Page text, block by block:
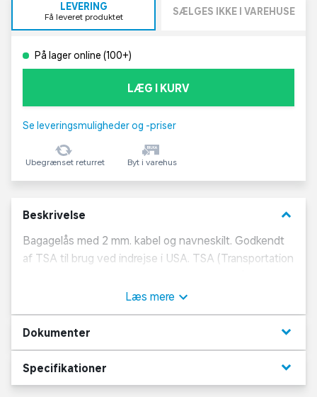
LEVERING
Få leveret produktet SÆLGES IKKE I VAREHUSE
På lager online (100+)
LÆG I KURV
Se leveringsmuligheder og -priser
Ubegrænset returret Byt i varehus
Beskrivelse keyboard_arrow_down
Bagagelås med 2 mm. kabel og navneskilt. Godkendt
af TSA til brug ved indrejse i USA. TSA (Transportation
krav, hvis man ønsker at aflåse sin bagage ved indrejse
i USA. TSA låse kan åbnes af myndighederne uden der
gøres skade på lås eller bagage.
Læs mere
Dokumenter keyboard_arrow_down
Specifikationer keyboard_arrow_down